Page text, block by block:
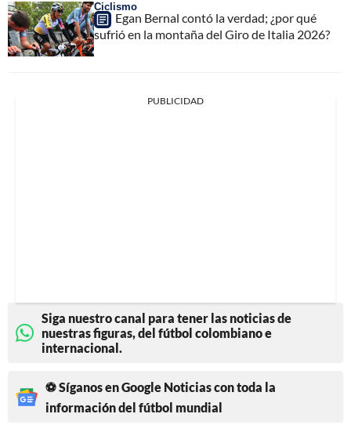
Ciclismo
Egan Bernal contó la verdad; ¿por qué
sufrió en la montaña del Giro de Italia 2026?
PUBLICIDAD
Siga nuestro canal para tener las noticias de
nuestras figuras, del fútbol colombiano e
internacional.
⚽ Síganos en Google Noticias con toda la
información del fútbol mundial